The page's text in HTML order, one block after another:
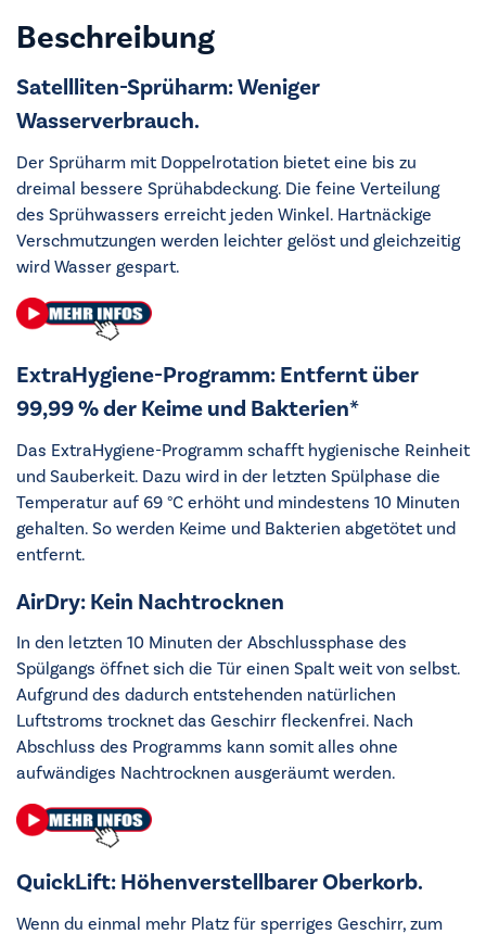
Beschreibung
Satellliten-Sprüharm: Weniger
Wasserverbrauch.
Der Sprüharm mit Doppelrotation bietet eine bis zu
dreimal bessere Sprühabdeckung. Die feine Verteilung
des Sprühwassers erreicht jeden Winkel. Hartnäckige
Verschmutzungen werden leichter gelöst und gleichzeitig
wird Wasser gespart.
ExtraHygiene-Programm: Entfernt über
99,99 % der Keime und Bakterien*
Das ExtraHygiene-Programm schafft hygienische Reinheit
und Sauberkeit. Dazu wird in der letzten Spülphase die
Temperatur auf 69 °C erhöht und mindestens 10 Minuten
gehalten. So werden Keime und Bakterien abgetötet und
entfernt.
AirDry: Kein Nachtrocknen
In den letzten 10 Minuten der Abschlussphase des
Spülgangs öffnet sich die Tür einen Spalt weit von selbst.
Aufgrund des dadurch entstehenden natürlichen
Luftstroms trocknet das Geschirr fleckenfrei. Nach
Abschluss des Programms kann somit alles ohne
aufwändiges Nachtrocknen ausgeräumt werden.
QuickLift: Höhenverstellbarer Oberkorb.
Wenn du einmal mehr Platz für sperriges Geschirr, zum